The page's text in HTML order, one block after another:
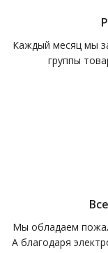
Каждый месяц мы
группы
Мы обладаем
А благодаря